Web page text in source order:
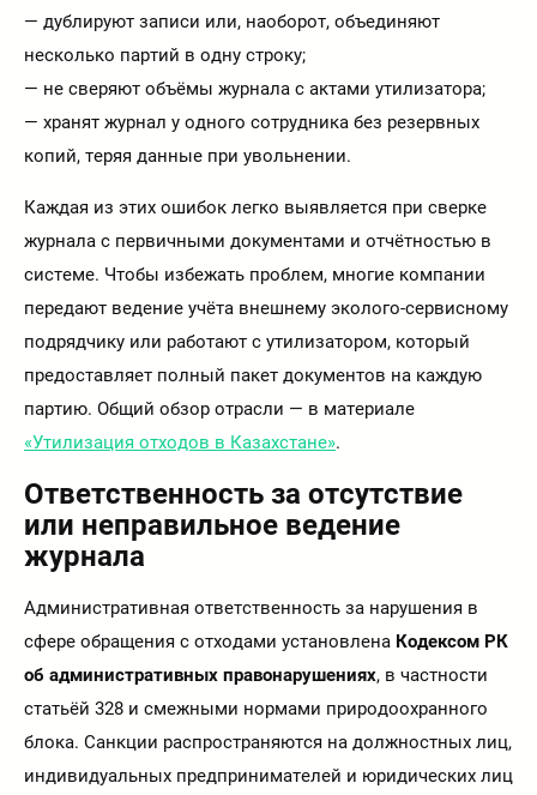
— дублируют записи или, наоборот, объединяют
несколько партий в одну строку;
— не сверяют объёмы журнала с актами утилизатора;
— хранят журнал у одного сотрудника без резервных
копий, теряя данные при увольнении.
Каждая из этих ошибок легко выявляется при сверке
журнала с первичными документами и отчётностью в
системе. Чтобы избежать проблем, многие компании
передают ведение учёта внешнему эколого-сервисному
подрядчику или работают с утилизатором, который
предоставляет полный пакет документов на каждую
партию. Общий обзор отрасли — в материале
«Утилизация отходов в Казахстане».
Ответственность за отсутствие
или неправильное ведение
журнала
Административная ответственность за нарушения в
сфере обращения с отходами установлена Кодексом РК
об административных правонарушениях, в частности
статьёй 328 и смежными нормами природоохранного
блока. Санкции распространяются на должностных лиц,
индивидуальных предпринимателей и юридических лиц